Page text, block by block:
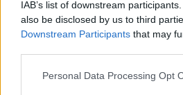
IAB’s list of downstream
also be disclosed by us to third
Downstream Participants that may
Please note that this website/app
Personal Data Processing Opt
σύστημα ασφαλείαςμε
μια μη ενδεδειγμένη
άτομο που αποτελεί
υγεία δεν θα κυκλοφορήσει